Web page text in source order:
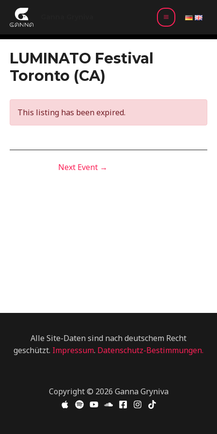
content
MAIN
MENU
LUMINATO Festival
Toronto (CA)
This listing has been expired.
navigation
Next Event →
Alle Site-Daten sind nach deutschem Recht
geschützt. Impressum. Datenschutz-Bestimmungen.
Copyright © 2026 Ganna Gryniva